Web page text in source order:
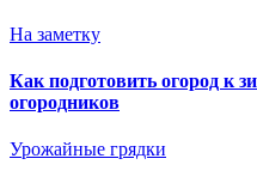
На заметку
Как подготовить огород к
огородников
Урожайные грядки